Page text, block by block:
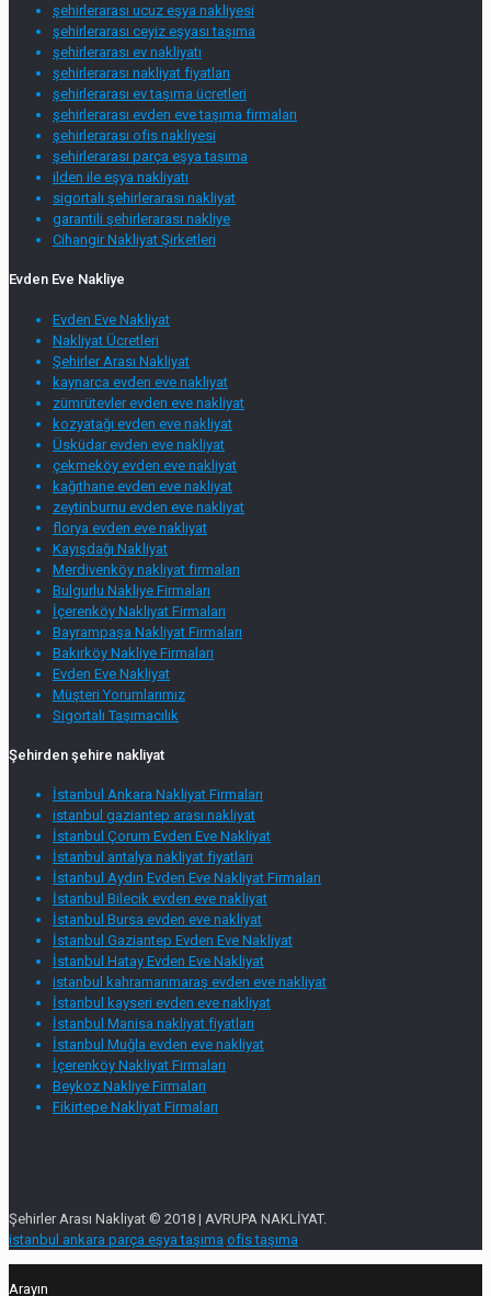
şehirlerarası ucuz eşya nakliyesi
şehirlerarası ceyiz eşyası taşıma
şehirlerarası ev nakliyatı
şehirlerarası nakliyat fiyatları
şehirlerarası ev taşıma ücretleri
şehirlerarası evden eve taşıma firmaları
şehirlerarası ofis nakliyesi
şehirlerarası parça eşya taşıma
ilden ile eşya nakliyatı
sigortalı şehirlerarası nakliyat
garantili şehirlerarası nakliye
Cihangir Nakliyat Şirketleri
Evden Eve Nakliye
Evden Eve Nakliyat
Nakliyat Ücretleri
Şehirler Arası Nakliyat
kaynarca evden eve nakliyat
zümrütevler evden eve nakliyat
kozyatağı evden eve nakliyat
Üsküdar evden eve nakliyat
çekmeköy evden eve nakliyat
kağıthane evden eve nakliyat
zeytinburnu evden eve nakliyat
florya evden eve nakliyat
Kayışdağı Nakliyat
Merdivenköy nakliyat firmaları
Bulgurlu Nakliye Firmaları
İçerenköy Nakliyat Firmaları
Bayrampaşa Nakliyat Firmaları
Bakırköy Nakliye Firmaları
Evden Eve Nakliyat
Müşteri Yorumlarımız
Sigortalı Taşımacılık
Şehirden şehire nakliyat
İstanbul Ankara Nakliyat Firmaları
istanbul gaziantep arası nakliyat
İstanbul Çorum Evden Eve Nakliyat
İstanbul antalya nakliyat fiyatları
İstanbul Aydın Evden Eve Nakliyat Firmaları
İstanbul Bilecik evden eve nakliyat
İstanbul Bursa evden eve nakliyat
İstanbul Gaziantep Evden Eve Nakliyat
İstanbul Hatay Evden Eve Nakliyat
istanbul kahramanmaraş evden eve nakliyat
İstanbul kayseri evden eve nakliyat
İstanbul Manisa nakliyat fiyatları
İstanbul Muğla evden eve nakliyat
İçerenköy Nakliyat Firmaları
Beykoz Nakliye Firmaları
Fikirtepe Nakliyat Firmaları
Şehirler Arası Nakliyat © 2018 | AVRUPA NAKLİYAT.
istanbul ankara parça eşya taşıma ofis taşıma
Arayın